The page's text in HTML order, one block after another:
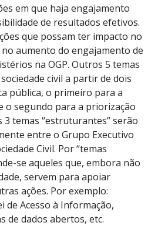
em que haja engajamento
de resultados efetivos.
que possam ter impacto no
aumento do engajamento de
na OGP. Outros 5 temas
civil a partir de dois
pública, o primeiro para a
o segundo para a priorização
3 temas “estruturantes” serão
entre o Grupo Executivo
Civil. Por “temas
se aqueles que, embora não
servem para apoiar
ações. Por exemplo:
de Acesso à Informação,
de dados abertos, etc.